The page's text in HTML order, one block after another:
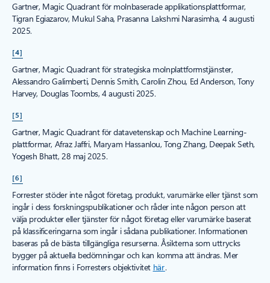
Gartner, Magic Quadrant för molnbaserade applikationsplattformar,
Tigran Egiazarov, Mukul Saha, Prasanna Lakshmi Narasimha, 4 augusti
2025.
[4]
Gartner, Magic Quadrant för strategiska molnplattformstjänster,
Alessandro Galimberti, Dennis Smith, Carolin Zhou, Ed Anderson, Tony
Harvey, Douglas Toombs, 4 augusti 2025.
[5]
Gartner, Magic Quadrant för datavetenskap och Machine Learning-
plattformar, Afraz Jaffri, Maryam Hassanlou, Tong Zhang, Deepak Seth,
Yogesh Bhatt, 28 maj 2025.
[6]
Forrester stöder inte något företag, produkt, varumärke eller tjänst som
ingår i dess forskningspublikationer och råder inte någon person att
välja produkter eller tjänster för något företag eller varumärke baserat
på klassificeringarna som ingår i sådana publikationer. Informationen
baseras på de bästa tillgängliga resurserna. Åsikterna som uttrycks
bygger på aktuella bedömningar och kan komma att ändras. Mer
information finns i Forresters objektivitet här.